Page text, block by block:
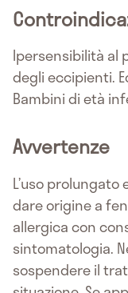
Ipersensibilità al
degli eccipienti.
Bambini di età
Avvertenze
L’uso
dare origine a
allergica con
sintomatologia.
sospendere il